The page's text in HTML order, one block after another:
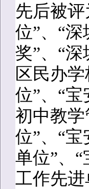
先后被
位”、“
奖”、“
区民办
位”、“
初中教
位”、“
单位”、
工作先进